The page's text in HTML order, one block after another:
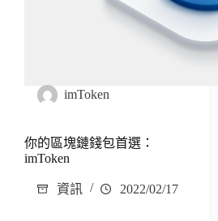
imToken
你的區塊鏈錢包首選：
imToken
資訊 2022/02/17